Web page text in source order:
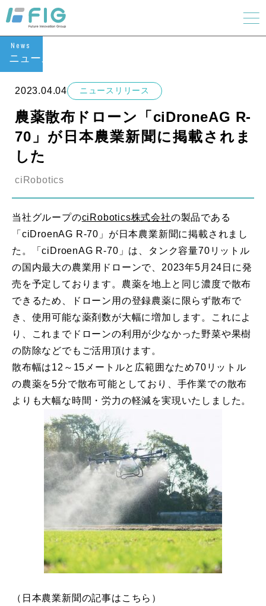
News
ニュース
2023.04.04 ニュースリリース
農薬散布ドローン「ciDroneAG R-
70」が日本農業新聞に掲載されま
した
ciRobotics
当社グループのciRobotics株式会社の製品である
「ciDroenAG R-70」が日本農業新聞に掲載されまし
た。「ciDroenAG R-70」は、タンク容量70リットル
の国内最大の農業用ドローンで、2023年5月24日に発
売を予定しております。農薬を地上と同じ濃度で散布
できるため、ドローン用の登録農薬に限らず散布で
き、使用可能な薬剤数が大幅に増加します。これによ
り、これまでドローンの利用が少なかった野菜や果樹
の防除などでもご活用頂けます。
散布幅は12～15メートルと広範囲なため70リットル
の農薬を5分で散布可能としており、手作業での散布
よりも大幅な時間・労力の軽減を実現いたしました。
（日本農業新聞の記事はこちら）